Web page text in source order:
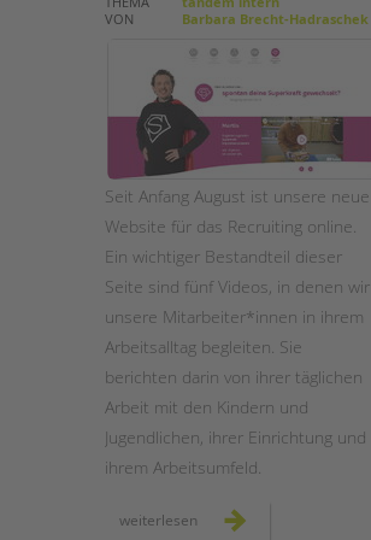
VON
Barbara Brecht-Hadraschek
Seit Anfang August ist unsere neue
Website für das Recruiting online.
Ein wichtiger Bestandteil dieser
Seite sind fünf Videos, in denen wir
unsere Mitarbeiter*innen in ihrem
Arbeitsalltag begleiten. Sie
berichten darin von ihrer täglichen
Arbeit mit den Kindern und
Jugendlichen, ihrer Einrichtung und
ihrem Arbeitsumfeld.
weiterlesen starke,